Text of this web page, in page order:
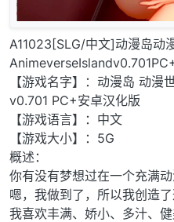
A11023[SLG/中文]动漫岛动
【游戏名字】：动漫岛 动
v0.701 PC+安卓汉化版
【游戏语言】：中文
【游戏大小】：5G
概述：
你有没有梦想过在一个充满
嗯，我做到了，所以我创造了
我喜欢丰满、娇小、多汁、